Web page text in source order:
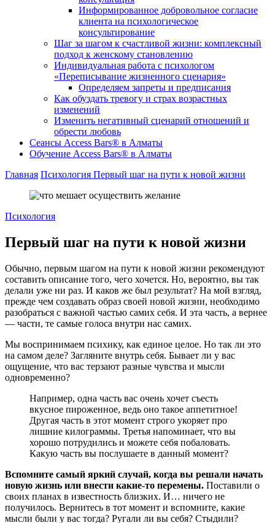
Информированное добровольное согласие
клиента на психологическое
консультирование
Шаг за шагом к счастливой жизни: комплексный
подход к женскому становлению
Индивидуальная работа с психологом
«Переписывание жизненного сценария»
Определяем запреты и предписания
Как обуздать тревогу и страх возрастных
изменений
Изменить негативный сценарий отношений и
обрести любовь
Cеансы Access Bars® в Алматы
Обучение Access Bars® в Алматы
Главная Психология Первый шаг на пути к новой жизни
Психология
Первый шаг на пути к новой жизни
Обычно, первым шагом на пути к новой жизни рекомендуют
составить описание того, чего хочется. Но, вероятно, вы так
делали уже ни раз. И каков же был результат? На мой взгляд,
прежде чем создавать образ своей новой жизни, необходимо
разобраться с важной частью самих себя. И эта часть, а вернее
— части, те самые голоса внутри нас самих.
Мы воспринимаем психику, как единое целое. Но так ли это
на самом деле? Загляните внутрь себя. Бывает ли у вас
ощущение, что вас терзают разные чувства и мысли
одновременно?
Например, одна часть вас очень хочет съесть
вкусное пироженное, ведь оно такое аппетитное!
Другая часть в этот момент строго укоряет про
лишние килограммы. Третья напоминает, что вы
хорошо потрудились и можете себя побаловать.
Какую часть вы послушаете в данный момент?
Вспомните самый яркий случай, когда вы решали начать
новую жизнь или внести какие-то перемены. Поставили о
своих планах в известность близких. И… ничего не
получилось. Вернитесь в тот момент и вспомните, какие
мысли были у вас тогда? Ругали ли вы себя? Стыдили?